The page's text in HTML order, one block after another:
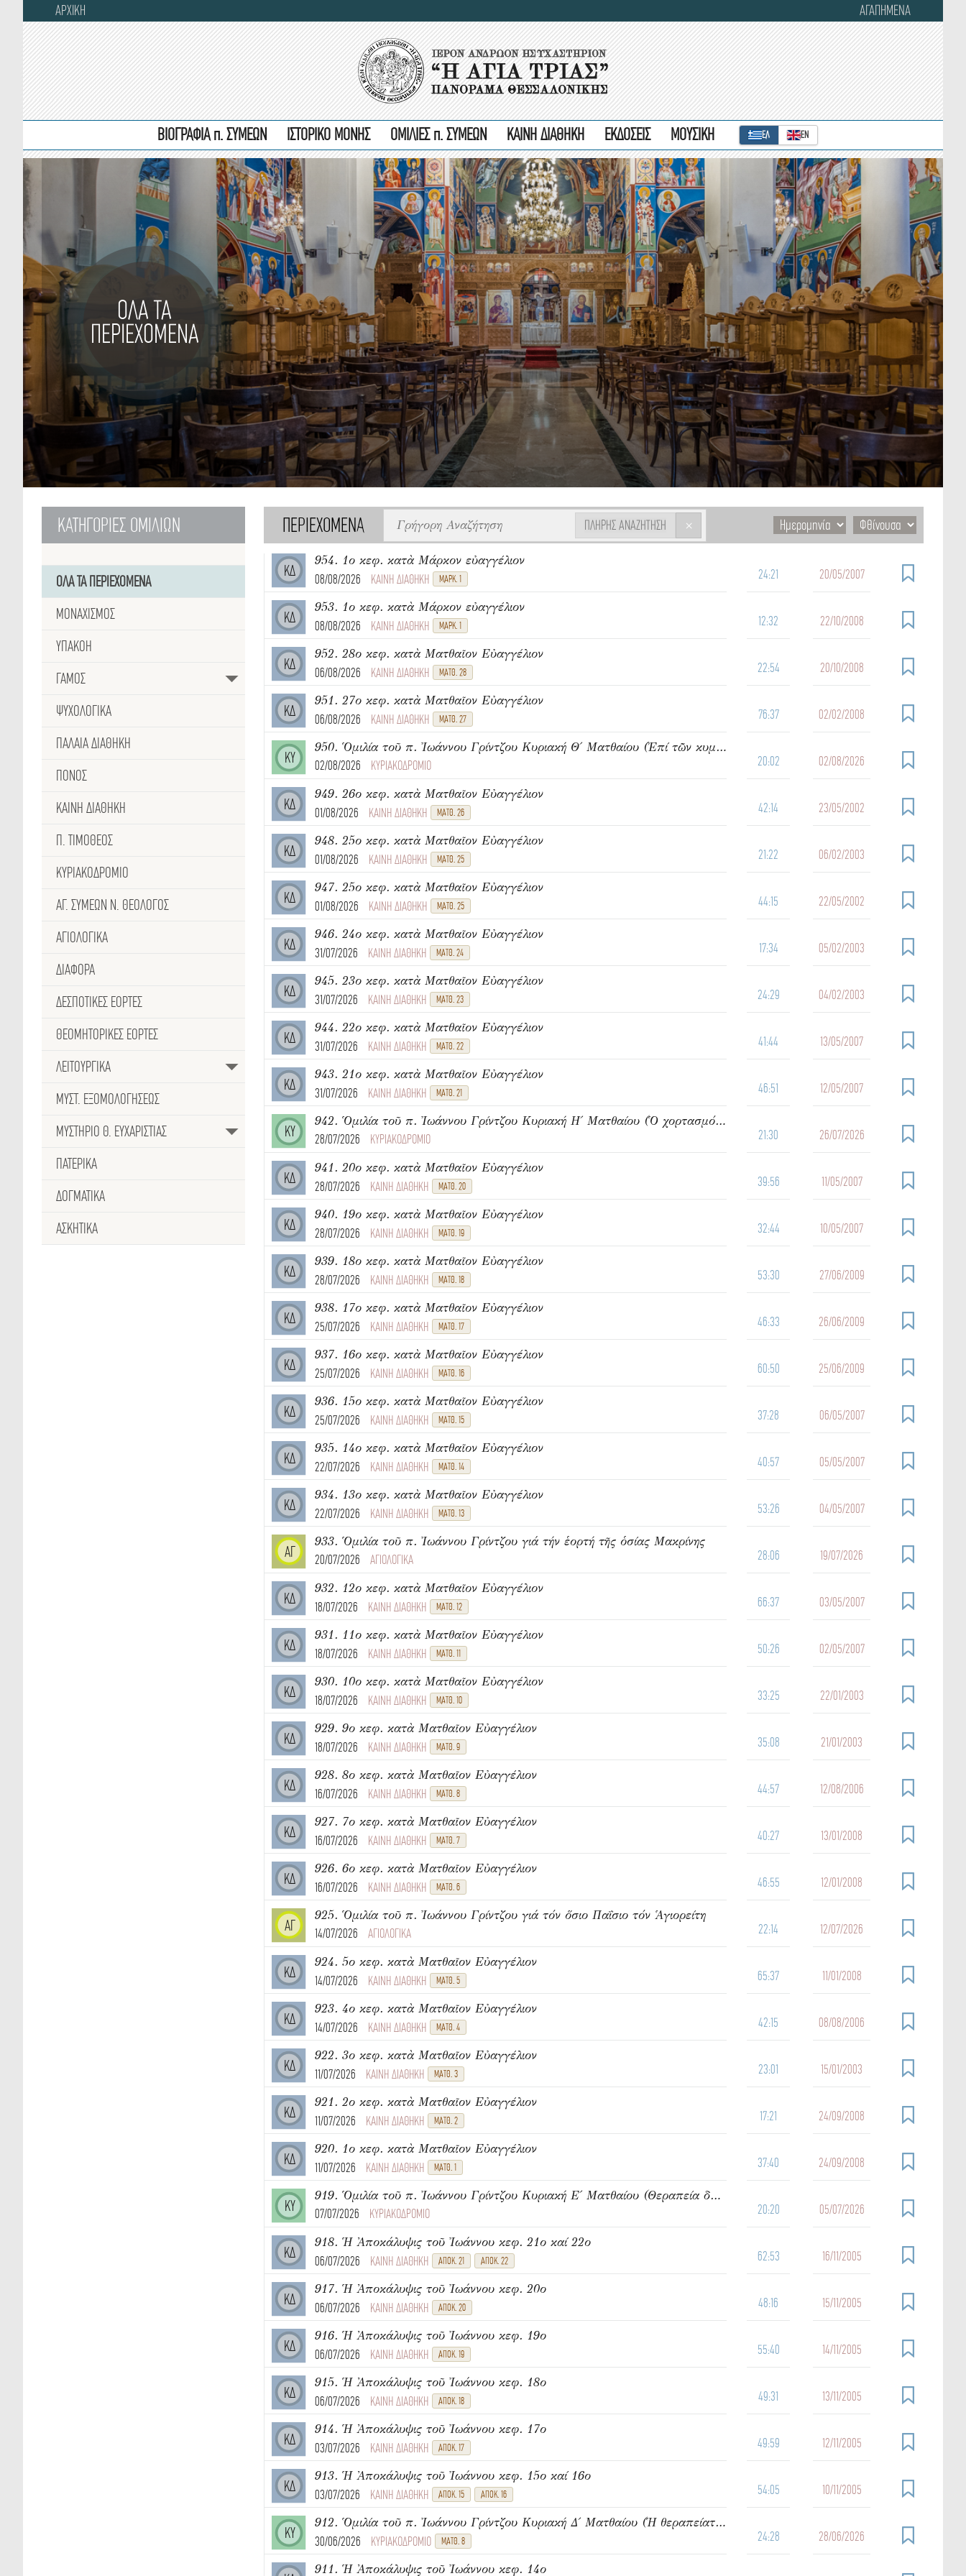
ΑΡΧΙΚΗ ΑΓΑΠΗΜΕΝΑ
ΒΙΟΓΡΑΦΙΑ π. ΣΥΜΕΩΝ ΙΣΤΟΡΙΚΟ ΜΟΝΗΣ ΟΜΙΛΙΕΣ π. ΣΥΜΕΩΝ ΚΑΙΝΗ ΔΙΑΘΗΚΗ ΕΚΔΟΣΕΙΣ ΜΟΥΣΙΚΗ ΕΛ ΕΝ
ΟΛΑ ΤΑ
ΠΕΡΙΕΧΟΜΕΝΑ
ΚΑΤΗΓΟΡΙΕΣ ΟΜΙΛΙΩΝ
ΟΛΑ ΤΑ ΠΕΡΙΕΧΟΜΕΝΑ
ΜΟΝΑΧΙΣΜΟΣ
ΥΠΑΚΟΗ
ΓΑΜΟΣ
ΨΥΧΟΛΟΓΙΚΑ
ΠΑΛΑΙΑ ΔΙΑΘΗΚΗ
ΠΟΝΟΣ
ΚΑΙΝΗ ΔΙΑΘΗΚΗ
Π. ΤΙΜΟΘΕΟΣ
ΚΥΡΙΑΚΟΔΡΟΜΙΟ
ΑΓ. ΣΥΜΕΩΝ Ν. ΘΕΟΛΟΓΟΣ
ΑΓΙΟΛΟΓΙΚΑ
ΔΙΑΦΟΡΑ
ΔΕΣΠΟΤΙΚΈΣ ΕΟΡΤΕΣ
ΘΕΟΜΗΤΟΡΙΚΕΣ ΕΟΡΤΕΣ
ΛΕΙΤΟΥΡΓΙΚΑ
ΜΥΣΤ. ΕΞΟΜΟΛΟΓΗΣΕΩΣ
ΜΥΣΤΗΡΙΟ Θ. ΕΥΧΑΡΙΣΤΙΑΣ
ΠΑΤΕΡΙΚΑ
ΔΟΓΜΑΤΙΚΑ
ΑΣΚΗΤΙΚΑ
ΠΕΡΙΕΧΟΜΕΝΑ ΠΛΉΡΗΣ ΑΝΑΖΉΤΗΣΗ ×
ΚΔ
954. 1ο κεφ. κατὰ Μάρκον εὐαγγέλιον
08/08/2026
ΚΑΙΝΗ ΔΙΑΘΗΚΗ ΜΑΡΚ. 1 24:21 20/05/2007
ΚΔ
953. 1ο κεφ. κατὰ Μάρκον εὐαγγέλιον
08/08/2026
ΚΑΙΝΗ ΔΙΑΘΗΚΗ ΜΑΡΚ. 1 12:32 22/10/2008
ΚΔ
952. 28ο κεφ. κατὰ Ματθαῖον Εὐαγγέλιον
06/08/2026
ΚΑΙΝΗ ΔΙΑΘΗΚΗ ΜΑΤΘ. 28 22:54 20/10/2008
ΚΔ
951. 27ο κεφ. κατὰ Ματθαῖον Εὐαγγέλιον
06/08/2026
ΚΑΙΝΗ ΔΙΑΘΗΚΗ ΜΑΤΘ. 27 76:37 02/02/2008
ΚΥ
950. Ὁμιλία τοῦ π. Ἰωάννου Γρίντζου Κυριακή Θ΄ Ματθαίου (Ἐπί τῶν κυμάτων)
02/08/2026
ΚΥΡΙΑΚΟΔΡΟΜΙΟ 20:02 02/08/2026
ΚΔ
949. 26ο κεφ. κατὰ Ματθαῖον Εὐαγγέλιον
01/08/2026
ΚΑΙΝΗ ΔΙΑΘΗΚΗ ΜΑΤΘ. 26 42:14 23/05/2002
ΚΔ
948. 25ο κεφ. κατὰ Ματθαῖον Εὐαγγέλιον
01/08/2026
ΚΑΙΝΗ ΔΙΑΘΗΚΗ ΜΑΤΘ. 25 21:22 06/02/2003
ΚΔ
947. 25ο κεφ. κατὰ Ματθαῖον Εὐαγγέλιον
01/08/2026
ΚΑΙΝΗ ΔΙΑΘΗΚΗ ΜΑΤΘ. 25 44:15 22/05/2002
ΚΔ
946. 24ο κεφ. κατὰ Ματθαῖον Εὐαγγέλιον
31/07/2026
ΚΑΙΝΗ ΔΙΑΘΗΚΗ ΜΑΤΘ. 24 17:34 05/02/2003
ΚΔ
945. 23ο κεφ. κατὰ Ματθαῖον Εὐαγγέλιον
31/07/2026
ΚΑΙΝΗ ΔΙΑΘΗΚΗ ΜΑΤΘ. 23 24:29 04/02/2003
ΚΔ
944. 22ο κεφ. κατὰ Ματθαῖον Εὐαγγέλιον
31/07/2026
ΚΑΙΝΗ ΔΙΑΘΗΚΗ ΜΑΤΘ. 22 41:44 13/05/2007
ΚΔ
943. 21ο κεφ. κατὰ Ματθαῖον Εὐαγγέλιον
31/07/2026
ΚΑΙΝΗ ΔΙΑΘΗΚΗ ΜΑΤΘ. 21 46:51 12/05/2007
ΚΥ
942. Ὁμιλία τοῦ π. Ἰωάννου Γρίντζου Κυριακή Η΄ Ματθαίου (Ὁ χορτασμός τῶν πεντακισχιλίων)
28/07/2026
ΚΥΡΙΑΚΟΔΡΟΜΙΟ 21:30 26/07/2026
ΚΔ
941. 20ο κεφ. κατὰ Ματθαῖον Εὐαγγέλιον
28/07/2026
ΚΑΙΝΗ ΔΙΑΘΗΚΗ ΜΑΤΘ. 20 39:56 11/05/2007
ΚΔ
940. 19ο κεφ. κατὰ Ματθαῖον Εὐαγγέλιον
28/07/2026
ΚΑΙΝΗ ΔΙΑΘΗΚΗ ΜΑΤΘ. 19 32:44 10/05/2007
ΚΔ
939. 18ο κεφ. κατὰ Ματθαῖον Εὐαγγέλιον
28/07/2026
ΚΑΙΝΗ ΔΙΑΘΗΚΗ ΜΑΤΘ. 18 53:30 27/06/2009
ΚΔ
938. 17ο κεφ. κατὰ Ματθαῖον Εὐαγγέλιον
25/07/2026
ΚΑΙΝΗ ΔΙΑΘΗΚΗ ΜΑΤΘ. 17 46:33 26/06/2009
ΚΔ
937. 16ο κεφ. κατὰ Ματθαῖον Εὐαγγέλιον
25/07/2026
ΚΑΙΝΗ ΔΙΑΘΗΚΗ ΜΑΤΘ. 16 60:50 25/06/2009
ΚΔ
936. 15ο κεφ. κατὰ Ματθαῖον Εὐαγγέλιον
25/07/2026
ΚΑΙΝΗ ΔΙΑΘΗΚΗ ΜΑΤΘ. 15 37:28 06/05/2007
ΚΔ
935. 14ο κεφ. κατὰ Ματθαῖον Εὐαγγέλιον
22/07/2026
ΚΑΙΝΗ ΔΙΑΘΗΚΗ ΜΑΤΘ. 14 40:57 05/05/2007
ΚΔ
934. 13ο κεφ. κατὰ Ματθαῖον Εὐαγγέλιον
22/07/2026
ΚΑΙΝΗ ΔΙΑΘΗΚΗ ΜΑΤΘ. 13 53:26 04/05/2007
ΑΓ
933. Ὁμιλία τοῦ π. Ἰωάννου Γρίντζου γιά τήν ἑορτή τῆς ὁσίας Μακρίνης
20/07/2026
ΑΓΙΟΛΟΓΙΚΑ 28:06 19/07/2026
ΚΔ
932. 12ο κεφ. κατὰ Ματθαῖον Εὐαγγέλιον
18/07/2026
ΚΑΙΝΗ ΔΙΑΘΗΚΗ ΜΑΤΘ. 12 66:37 03/05/2007
ΚΔ
931. 11ο κεφ. κατὰ Ματθαῖον Εὐαγγέλιον
18/07/2026
ΚΑΙΝΗ ΔΙΑΘΗΚΗ ΜΑΤΘ. 11 50:26 02/05/2007
ΚΔ
930. 10ο κεφ. κατὰ Ματθαῖον Εὐαγγέλιον
18/07/2026
ΚΑΙΝΗ ΔΙΑΘΗΚΗ ΜΑΤΘ. 10 33:25 22/01/2003
ΚΔ
929. 9ο κεφ. κατὰ Ματθαῖον Εὐαγγέλιον
18/07/2026
ΚΑΙΝΗ ΔΙΑΘΗΚΗ ΜΑΤΘ. 9 35:08 21/01/2003
ΚΔ
928. 8ο κεφ. κατὰ Ματθαῖον Εὐαγγέλιον
16/07/2026
ΚΑΙΝΗ ΔΙΑΘΗΚΗ ΜΑΤΘ. 8 44:57 12/08/2006
ΚΔ
927. 7ο κεφ. κατὰ Ματθαῖον Εὐαγγέλιον
16/07/2026
ΚΑΙΝΗ ΔΙΑΘΗΚΗ ΜΑΤΘ. 7 40:27 13/01/2008
ΚΔ
926. 6ο κεφ. κατὰ Ματθαῖον Εὐαγγέλιον
16/07/2026
ΚΑΙΝΗ ΔΙΑΘΗΚΗ ΜΑΤΘ. 6 46:55 12/01/2008
ΑΓ
925. Ὁμιλία τοῦ π. Ἰωάννου Γρίντζου γιά τόν ὅσιο Παΐσιο τόν Ἁγιορείτη
14/07/2026
ΑΓΙΟΛΟΓΙΚΑ 22:14 12/07/2026
ΚΔ
924. 5ο κεφ. κατὰ Ματθαῖον Εὐαγγέλιον
14/07/2026
ΚΑΙΝΗ ΔΙΑΘΗΚΗ ΜΑΤΘ. 5 65:37 11/01/2008
ΚΔ
923. 4ο κεφ. κατὰ Ματθαῖον Εὐαγγέλιον
14/07/2026
ΚΑΙΝΗ ΔΙΑΘΗΚΗ ΜΑΤΘ. 4 42:15 08/08/2006
ΚΔ
922. 3ο κεφ. κατὰ Ματθαῖον Εὐαγγέλιον
11/07/2026
ΚΑΙΝΗ ΔΙΑΘΗΚΗ ΜΑΤΘ. 3 23:01 15/01/2003
ΚΔ
921. 2ο κεφ. κατὰ Ματθαῖον Εὐαγγέλιον
11/07/2026
ΚΑΙΝΗ ΔΙΑΘΗΚΗ ΜΑΤΘ. 2 17:21 24/09/2008
ΚΔ
920. 1ο κεφ. κατὰ Ματθαῖον Εὐαγγέλιον
11/07/2026
ΚΑΙΝΗ ΔΙΑΘΗΚΗ ΜΑΤΘ. 1 37:40 24/09/2008
ΚΥ
919. Ὁμιλία τοῦ π. Ἰωάννου Γρίντζου Κυριακή Ε΄ Ματθαίου (Θεραπεία δαιμονιζομένων)
07/07/2026
ΚΥΡΙΑΚΟΔΡΟΜΙΟ 20:20 05/07/2026
ΚΔ
918. Ἡ Ἀποκάλυψις τοῦ Ἰωάννου κεφ. 21ο καί 22ο
06/07/2026
ΚΑΙΝΗ ΔΙΑΘΗΚΗ ΑΠΟΚ. 21 ΑΠΟΚ. 22 62:53 16/11/2005
ΚΔ
917. Ἡ Ἀποκάλυψις τοῦ Ἰωάννου κεφ. 20ο
06/07/2026
ΚΑΙΝΗ ΔΙΑΘΗΚΗ ΑΠΟΚ. 20 48:16 15/11/2005
ΚΔ
916. Ἡ Ἀποκάλυψις τοῦ Ἰωάννου κεφ. 19ο
06/07/2026
ΚΑΙΝΗ ΔΙΑΘΗΚΗ ΑΠΟΚ. 19 55:40 14/11/2005
ΚΔ
915. Ἡ Ἀποκάλυψις τοῦ Ἰωάννου κεφ. 18ο
06/07/2026
ΚΑΙΝΗ ΔΙΑΘΗΚΗ ΑΠΟΚ. 18 49:31 13/11/2005
ΚΔ
914. Ἡ Ἀποκάλυψις τοῦ Ἰωάννου κεφ. 17ο
03/07/2026
ΚΑΙΝΗ ΔΙΑΘΗΚΗ ΑΠΟΚ. 17 49:59 12/11/2005
ΚΔ
913. Ἡ Ἀποκάλυψις τοῦ Ἰωάννου κεφ. 15ο καί 16ο
03/07/2026
ΚΑΙΝΗ ΔΙΑΘΗΚΗ ΑΠΟΚ. 15 ΑΠΟΚ. 16 54:05 10/11/2005
ΚΥ
912. Ὁμιλία τοῦ π. Ἰωάννου Γρίντζου Κυριακή Δ΄ Ματθαίου (Ἡ θεραπείατοῦ δούλου τοῦ ἑκατοντάρχου)
30/06/2026
ΚΥΡΙΑΚΟΔΡΟΜΙΟ ΜΑΤΘ. 8 24:28 28/06/2026
911. Ἡ Ἀποκάλυψις τοῦ Ἰωάννου κεφ. 14ο